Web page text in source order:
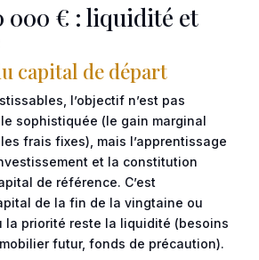
000 € : liquidité et
capital de départ
l’objectif n’est pas
sophistiquée (le gain marginal
frais fixes), mais l’apprentissage
et la constitution
de référence. C’est
de la fin de la vingtaine ou
la priorité reste la liquidité (besoins
futur, fonds de précaution).